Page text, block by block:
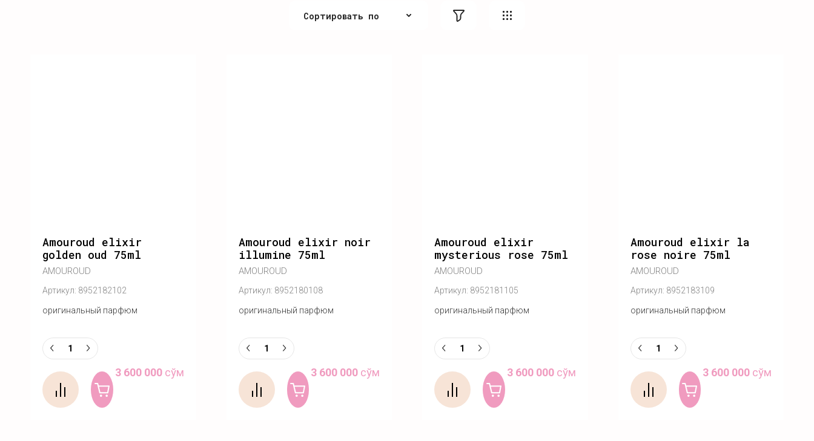
Сортировать по
Amouroud elixir
golden oud 75ml
AMOUROUD
Артикул: 8952182102
оригинальный парфюм
3 600 000сўм
Amouroud elixir noir
illumine 75ml
AMOUROUD
Артикул: 8952180108
оригинальный парфюм
3 600 000 сўм
Amouroud elixir
mysterious rose 75ml
AMOUROUD
Артикул: 8952181105
оригинальный парфюм
3 600 000сўм
Amouroud elixir la
rose noire 75ml
AMOUROUD
Артикул: 8952183109
оригинальный парфюм
3 600 000 сўм
Купить